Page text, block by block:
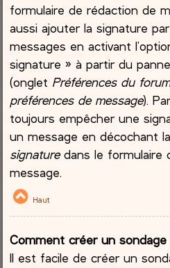
formulaire de rédaction de
aussi ajouter la signature
messages en activant
signature » à partir du
(onglet Préférences du
préférences de message).
toujours empêcher une
un message en décochant
signaturedans le formulaire
message.
Haut
Comment créer un sondage
Il est facile de créer un